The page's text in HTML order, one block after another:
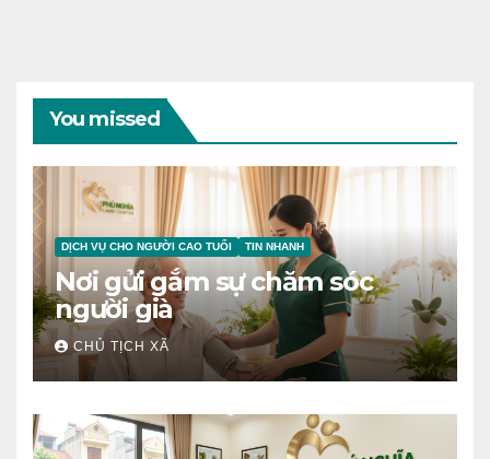
You missed
DỊCH VỤ CHO NGƯỜI CAO TUỔI TIN NHANH
Nơi gửi gắm sự chăm sóc
người già
CHỦ TỊCH XÃ